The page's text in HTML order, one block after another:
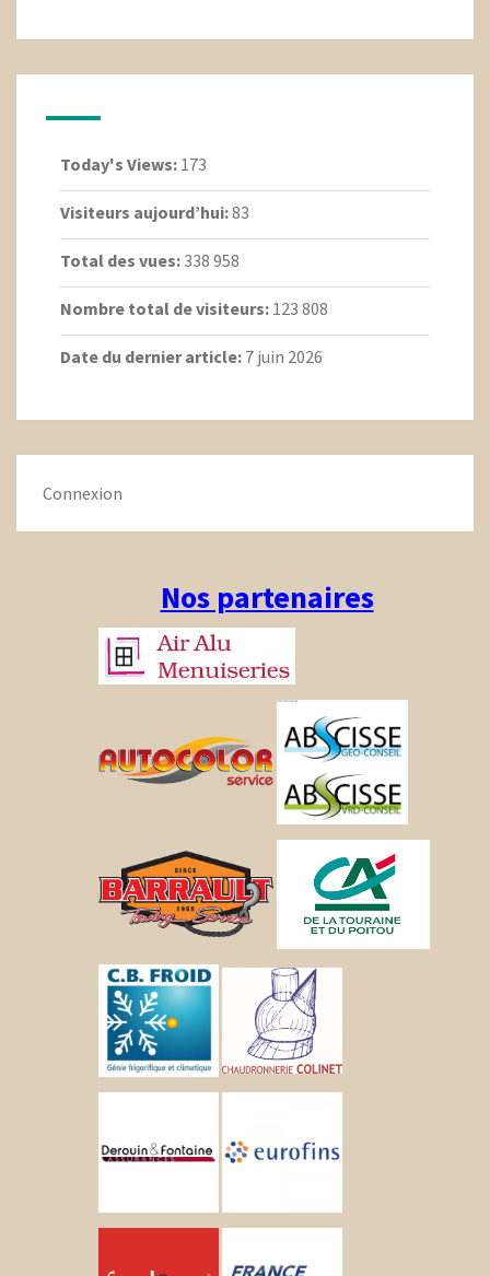
Today's Views: 173
Visiteurs aujourd’hui:83
Total des vues: 338 958
Nombre total de visiteurs: 123 808
Date du dernier article: 7 juin 2026
Connexion
Nos partenaires